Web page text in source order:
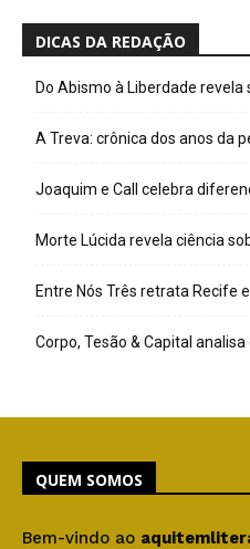
DICAS DA REDAÇÃO
Do Abismo à Liberdade revela
A Treva: crônica dos anos da
Joaquim e Call celebra
Morte Lúcida revela ciência
Entre Nós Três retrata Recife
Corpo, Tesão & Capital
QUEM SOMOS
Bem-vindo ao